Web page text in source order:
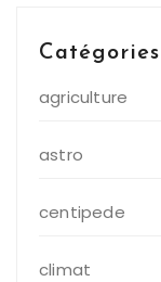
Catégories
agriculture
astro
centipede
climat